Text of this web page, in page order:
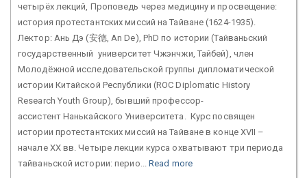
четырёх лекций, Проповедь через медицину и просвещение:
история протестантских миссий на Тайване (1624-1935).
Лектор: Ань Дэ (安德, An De), PhD по истории (Тайваньский
государственный университет Чжэнчжи, Тайбей), член
Молодёжной исследовательской группы дипломатической
истории Китайской Республики (ROC Diplomatic History
Research Youth Group), бывший профессор-
ассистент Нанькайского Университета. Курс посвящен
истории протестантских миссий на Тайване в конце XVII –
начале XX вв. Четыре лекции курса охватывают три периода
тайваньской истории: перио... Read more